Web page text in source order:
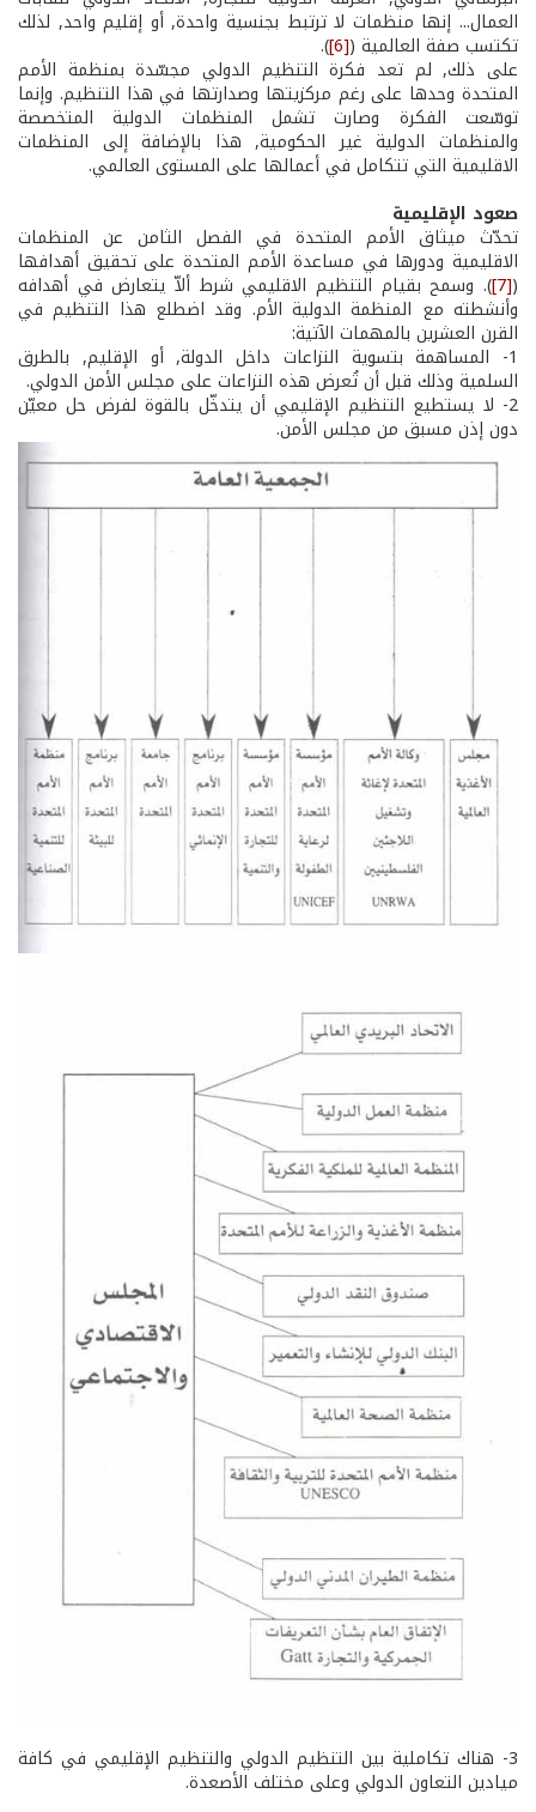
العمال... إنها منظمات لا ترتبط بجنسية واحدة, أو إقليم واحد, لذلك
تكتسب صفة العالمية ([6]
).
على ذلك, لم تعد فكرة التنظيم الدولي مجسّدة بمنظمة الأمم
المتحدة وحدها على رغم مركزيتها وصدارتها في هذا التنظيم. وإنما
توسّعت الفكرة وصارت تشمل المنظمات الدولية المتخصصة
والمنظمات الدولية غير الحكومية, هذا بالإضافة إلى المنظمات
الاقليمية التي تتكامل في أعمالها على المستوى العالمي.
صعود الإقليمية
تحدّث ميثاق الأمم المتحدة في الفصل الثامن عن المنظمات
الاقليمية ودورها في مساعدة الأمم المتحدة على تحقيق أهدافها
(
[7] ). وسمح بقيام التنظيم الاقليمي شرط ألاّ يتعارض في أهدافه
وأنشطته مع المنظمة الدولية الأم. وقد اضطلع هذا التنظيم في
القرن العشرين بالمهمات الآتية:
1-­ المساهمة بتسوية النزاعات داخل الدولة, أو الإقليم, بالطرق
السلمية وذلك قبل أن تُعرض هذه النزاعات على مجلس الأمن الدولي.
2-­ لا يستطيع التنظيم الإقليمي أن يتدخّل بالقوة لفرض حل معيّن
دون إذن مسبق من مجلس الأمن.
3-­ هناك تكاملية بين التنظيم الدولي والتنظيم الإقليمي في كافة
ميادين التعاون الدولي وعلى مختلف الأصعدة.